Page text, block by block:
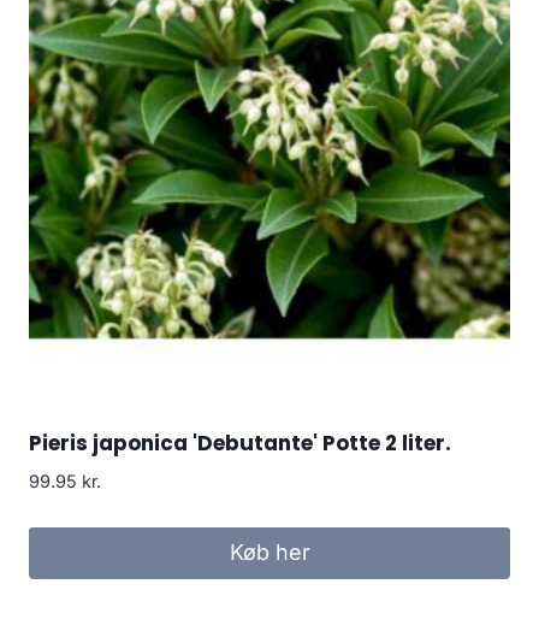
Pieris japonica 'Debutante' Potte 2 liter.
99.95 kr.
Køb her